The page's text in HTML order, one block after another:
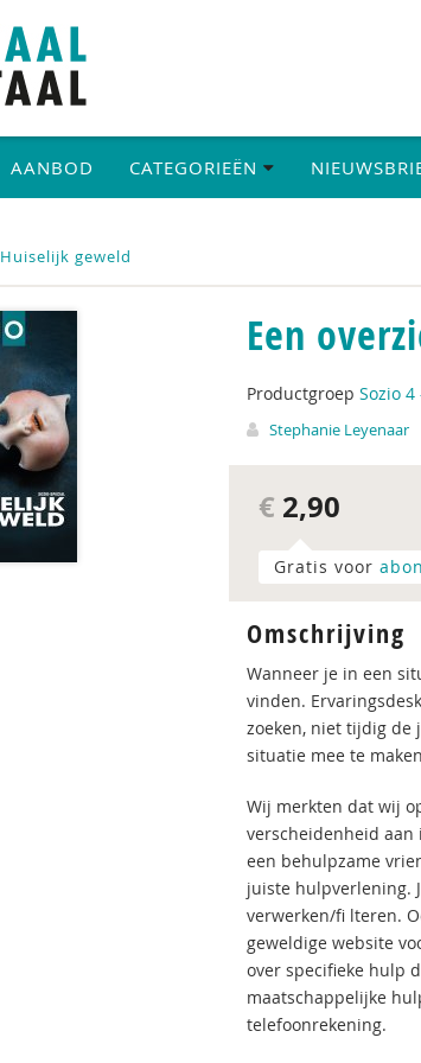
AANBOD CATEGORIEËN
Huiselijk geweld
Een
Productgroep Sozio 4
Stephanie Leyenaar
€ 2,90
Gratis voor
Omschrijving
Wanneer je in een
vinden.
zoeken, niet tijdig de
situatie mee te
Wij merkten dat wij
verscheidenheid
een behulpzame
juiste hulpverlening.
verwerken/fi lteren.
geweldige website
over specifieke hulp
maatschappelijke
telefoonrekening.